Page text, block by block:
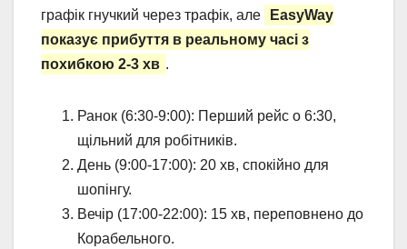
графік гнучкий через трафік, але
EasyWay
показує прибуття в реальному часі з
похибкою 2-3 хв .
Ранок (6:30-9:00): Перший рейс о 6:30,
щільний для робітників.
День (9:00-17:00): 20 хв, спокійно для
шопінгу.
Вечір (17:00-22:00): 15 хв, переповнено до
Корабельного.